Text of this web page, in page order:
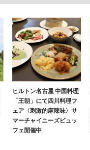
ヒルトン名古屋 中国料理
「王朝」にて四川料理フ
ェア〈刺激的麻辣味〉サ
マーチャイニーズビュッ
フェ開催中